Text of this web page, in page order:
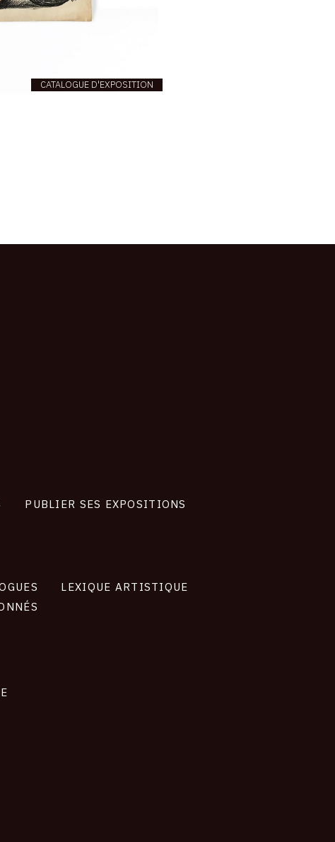
CATALOGUE D'EXPOSITION
PUBLIER SES EXPOSITIONS
LEXIQUE ARTISTIQUE